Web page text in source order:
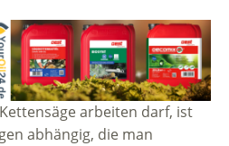
arbeiten darf, ist
abhängig, die man